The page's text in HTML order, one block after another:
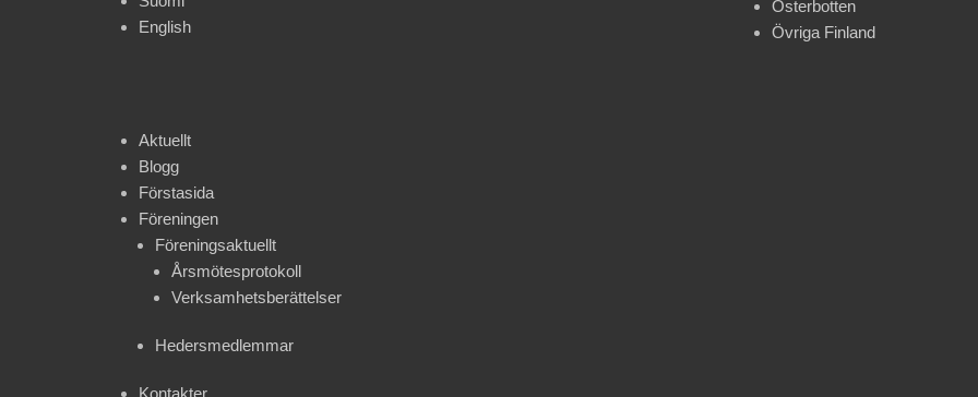
English
Aktuellt
Blogg
Förstasida
Föreningen
Föreningsaktuellt
Årsmötesprotokoll
Verksamhetsberättelser
Hedersmedlemmar
Österbotten
Övriga Finland